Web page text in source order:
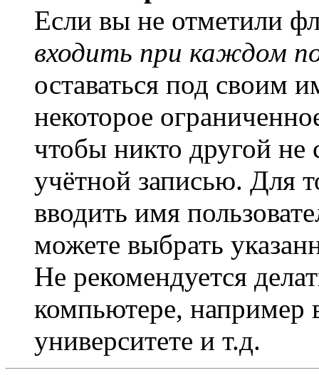
Если вы не отметили
входить при каждом
оставаться под своим
некоторое
чтобы никто другой не
учётной записью. Для
вводить имя
можете выбрать
Не рекомендуется
компьютере, например
университете и т.д.